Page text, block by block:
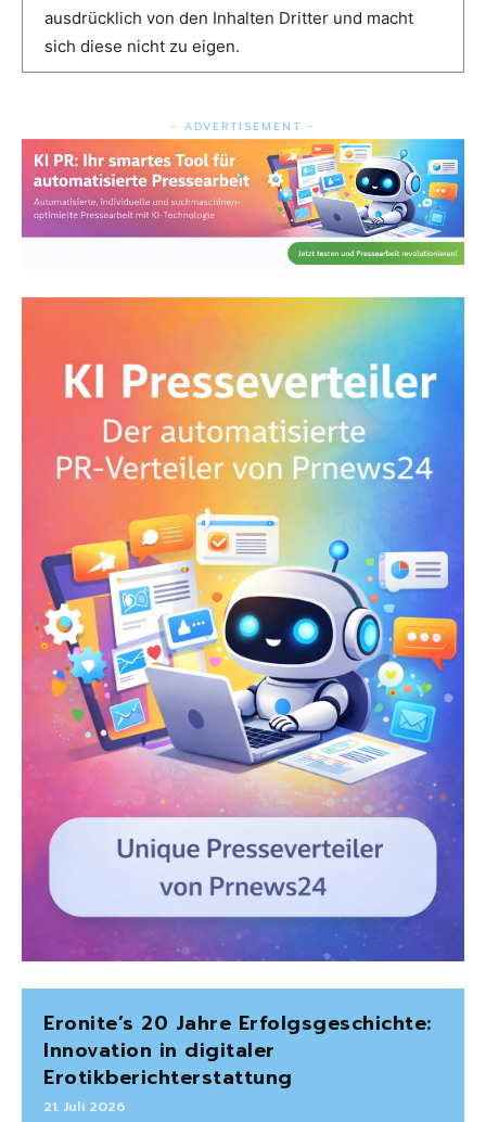
ausdrücklich von den Inhalten Dritter und macht
sich diese nicht zu eigen.
- ADVERTISEMENT -
Eronite’s 20 Jahre Erfolgsgeschichte:
Innovation in digitaler
Erotikberichterstattung
21. Juli 2026